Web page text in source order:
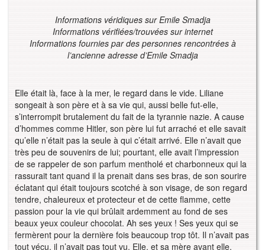
Informations véridiques sur Emile Smadja
Informations vérifiées/trouvées sur internet
Informations fournies par des personnes rencontrées à
l’ancienne adresse d’Emile Smadja
Elle était là, face à la mer, le regard dans le vide. Liliane
songeait à son père et à sa vie qui, aussi belle fut-elle,
s’interrompit brutalement du fait de la tyrannie nazie. A cause
d’hommes comme Hitler, son père lui fut arraché et elle savait
qu’elle n’était pas la seule à qui c’était arrivé. Elle n’avait que
très peu de souvenirs de lui; pourtant, elle avait l’impression
de se rappeler de son parfum mentholé et charbonneux qui la
rassurait tant quand il la prenait dans ses bras, de son sourire
éclatant qui était toujours scotché à son visage, de son regard
tendre, chaleureux et protecteur et de cette flamme, cette
passion pour la vie qui brûlait ardemment au fond de ses
beaux yeux couleur chocolat. Ah ses yeux ! Ses yeux qui se
fermèrent pour la dernière fois beaucoup trop tôt. Il n’avait pas
tout vécu, il n’avait pas tout vu. Elle, et sa mère avant elle,